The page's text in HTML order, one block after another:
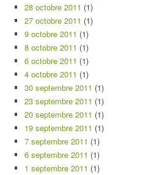
28 octobre 2011 (1)
27 octobre 2011 (1)
9 octobre 2011 (1)
8 octobre 2011 (1)
6 octobre 2011 (1)
4 octobre 2011 (1)
30 septembre 2011 (1)
23 septembre 2011 (1)
20 septembre 2011 (1)
19 septembre 2011 (1)
7 septembre 2011 (1)
6 septembre 2011 (1)
1 septembre 2011 (1)